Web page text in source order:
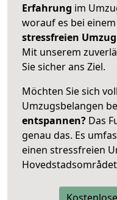
Erfahrung im
worauf es bei einem
stressfreien
Mit unserem
Sie sicher ans Ziel.
Möchten Sie sich
Umzugsbelangen
entspannen? Das
genau das. Es
einen stressfreien